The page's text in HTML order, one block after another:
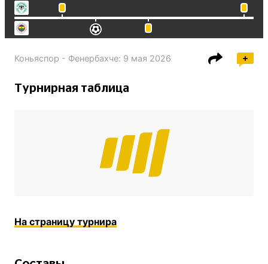
Коньяспор - Фенербахче: 9 мая 2026
Турнирная таблица
На страницу турнира